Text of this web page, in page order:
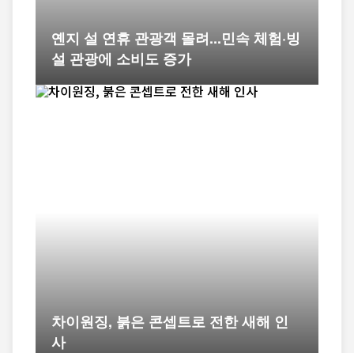
옌지 설 연휴 관광객 몰려...민속 체험·빙
설 관광에 소비도 증가
차이원징, 붉은 콘셉트로 전한 새해 인
사